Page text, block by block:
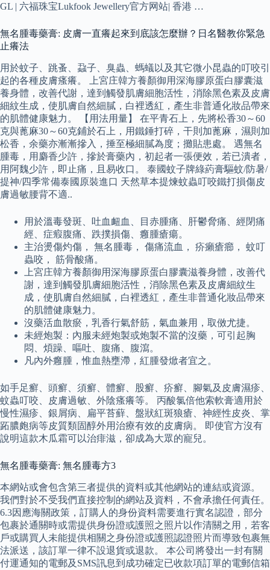
GL | 六福珠宝Lukfook Jewellery官方网站| 香港 …
無名腫毒藥膏: 皮膚一直癢起來到底該怎麼辦？日名醫教你緊急
止癢法
用於蚊子、跳蚤、蝨子、臭蟲、螞蟻以及其它微小昆蟲的叮咬引
起的各種皮膚瘙癢。 上宮庄韓方養顏御用深海膠原蛋白膠囊滋
養身體，改善代謝，達到觸發肌膚細胞活性，消除黑色素及皮膚
細紋生成，使肌膚自然細膩，白裡透紅，產生非普通化妝品帶來
的肌體健康魅力。 【用法用量】 在平青石上，先將松香30～60
克與蓖麻30～60克鋪於石上，用鐵錘打碎，干則加蓖麻，濕則加
松香，余藥亦漸漸摻入，捶至極細膩為度；攤貼患處。 遇無名
腫毒，用麝香少許，摻於膏藥內，初起者一張便效，若已潰者，
用阿魏少許，即止痛，且易收口。 泰國蚊子牌綠葯膏驅蚊/防暑/
提神/四季常備泰國原裝進口 天然草本提煉蚊蟲叮咬鐵打損傷皮
膚過敏腰背不適..
用於溫毒發斑、吐血衄血、目赤腫痛、肝鬱脅痛、經閉痛
經、症瘕腹痛、跌撲損傷、癰腫瘡瘍。
主治燙傷灼傷， 無名腫毒， 傷痛流血， 疥癩瘡癤， 蚊叮
蟲咬， 筋骨酸痛。
上宮庄韓方養顏御用深海膠原蛋白膠囊滋養身體，改善代
謝，達到觸發肌膚細胞活性，消除黑色素及皮膚細紋生
成，使肌膚自然細膩，白裡透紅，產生非普通化妝品帶來
的肌體健康魅力。
沒藥活血散瘀，乳香行氣舒筋，氣血兼用，取傚尤捷。
未經炮製：內服未經炮製或炮製不當的沒藥，可引起胸
悶、煩躁、嘔吐、腹痛、腹瀉。
凡內外癰腫，惟血熱壅滯，紅腫發焮者宜之。
如手足癬、頭癬、須癬、體癬、股癬、疥癬、腳氣及皮膚濕疹、
蚊蟲叮咬、皮膚過敏、外陰瘙癢等。 丙酸氯倍他索軟膏適用於
慢性濕疹、銀屑病、扁平苔蘚、盤狀紅斑狼瘡、神經性皮炎、掌
跖膿皰病等皮質類固醇外用治療有效的皮膚病。 即使官方沒有
說明這款木瓜霜可以治痱滋，卻成為大眾的寵兒。
無名腫毒藥膏: 無名腫毒方3
本網站或會包含第三者提供的資料或其他網站的連結或資源。
我們對於不受我們直接控制的網站及資料，不會承擔任何責任。
6.3因應海關政策，訂購人的身份資料需要進行實名認證，部分
包裹於通關時或需提供身份證或護照之照片以作清關之用，若客
戶或購買人未能提供相關之身份證或護照認證照片而導致包裹無
法派送，該訂單一律不設退貨或退款。 本公司將發出一封有關
付運通知的電郵及SMS訊息到成功確定已收款項訂單的電郵信箱